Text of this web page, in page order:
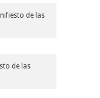
de las
de las